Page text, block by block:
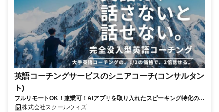
英語コーチングサービスのシニアコーチ(コンサルタン
ト)
フルリモートOK！兼業可！AIアプリを取り入れたスピーキング特化のオ
ンライン英語コーチング
株式会社スクールウィズ